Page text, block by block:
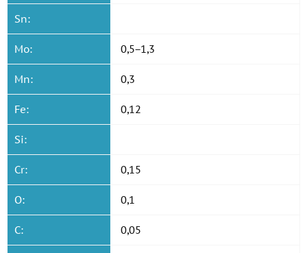
Sn:
Mo: 0,5−1,3
Mn: 0,3
Fe: 0,12
Si:
Cr: 0,15
O: 0,1
C: 0,05